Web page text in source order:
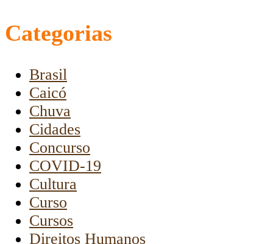
Categorias
Brasil
Caicó
Chuva
Cidades
Concurso
COVID-19
Cultura
Curso
Cursos
Direitos Humanos